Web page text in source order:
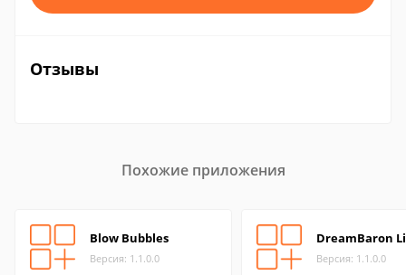
Отзывы
Похожие приложения
Blow Bubbles
Версия: 1.1.0.0
DreamBaron
Версия: 1.1.0.0